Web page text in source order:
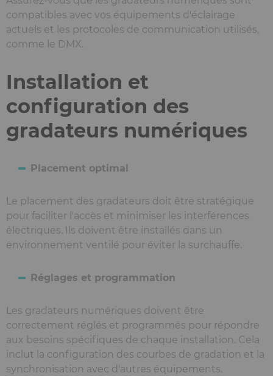
compatibles avec vos équipements d'éclairage
actuels et les protocoles de communication utilisés,
comme le DMX.
Installation et
configuration des
gradateurs numériques
Placement optimal
Le placement des gradateurs doit être stratégique
pour faciliter l'accès et minimiser les interférences
électriques. Ils doivent être installés dans un
environnement ventilé pour éviter la surchauffe.
Réglages et programmation
Les gradateurs numériques doivent être
correctement réglés et programmés pour répondre
aux besoins spécifiques de chaque installation. Cela
inclut la configuration des courbes de gradation et la
synchronisation avec d'autres équipements.